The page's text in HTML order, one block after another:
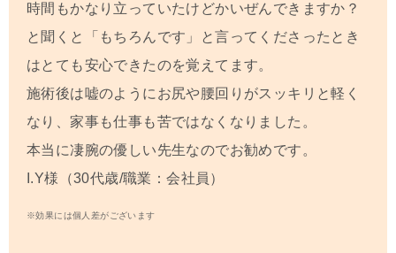
時間もかなり立っていたけどかいぜんできますか？
と聞くと「もちろんです」と言ってくださったとき
はとても安心できたのを覚えてます。
施術後は嘘のようにお尻や腰回りがスッキリと軽く
なり、家事も仕事も苦ではなくなりました。
本当に凄腕の優しい先生なのでお勧めです。
I.Y様（30代歳/職業：会社員）
※効果には個人差がございます